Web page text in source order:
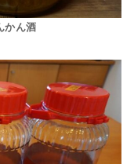
かん酒